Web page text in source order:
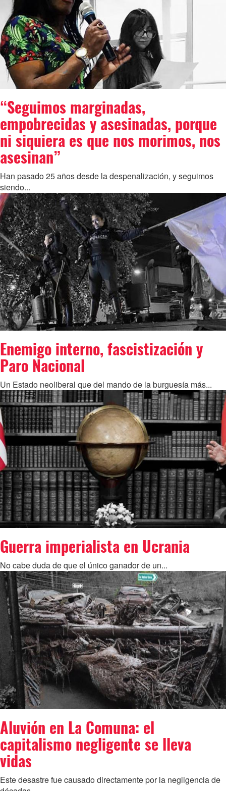
“Seguimos marginadas,
empobrecidas y asesinadas, porque
ni siquiera es que nos morimos, nos
asesinan”
Han pasado 25 años desde la despenalización, y seguimos
siendo...
Enemigo interno, fascistización y
Paro Nacional
Un Estado neoliberal que del mando de la burguesía más...
Guerra imperialista en Ucrania
No cabe duda de que el único ganador de un...
Aluvión en La Comuna: el
capitalismo negligente se lleva
vidas
Este desastre fue causado directamente por la negligencia de